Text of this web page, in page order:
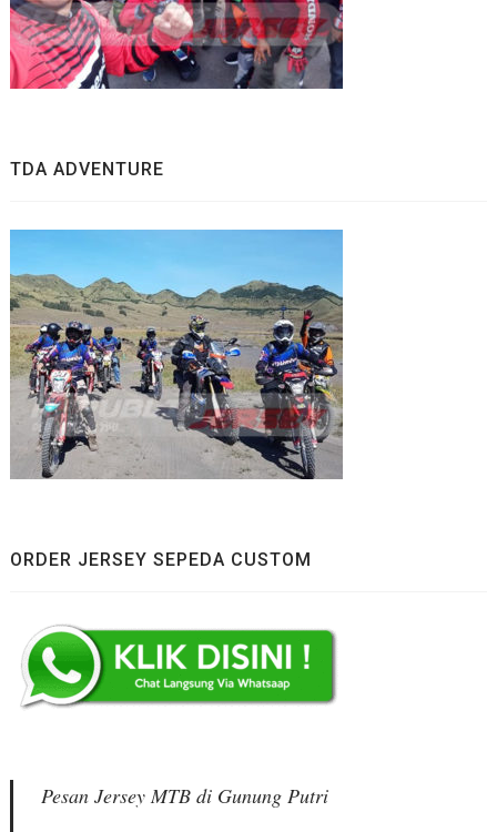
TDA ADVENTURE
ORDER JERSEY SEPEDA CUSTOM
Pesan Jersey MTB di Gunung Putri